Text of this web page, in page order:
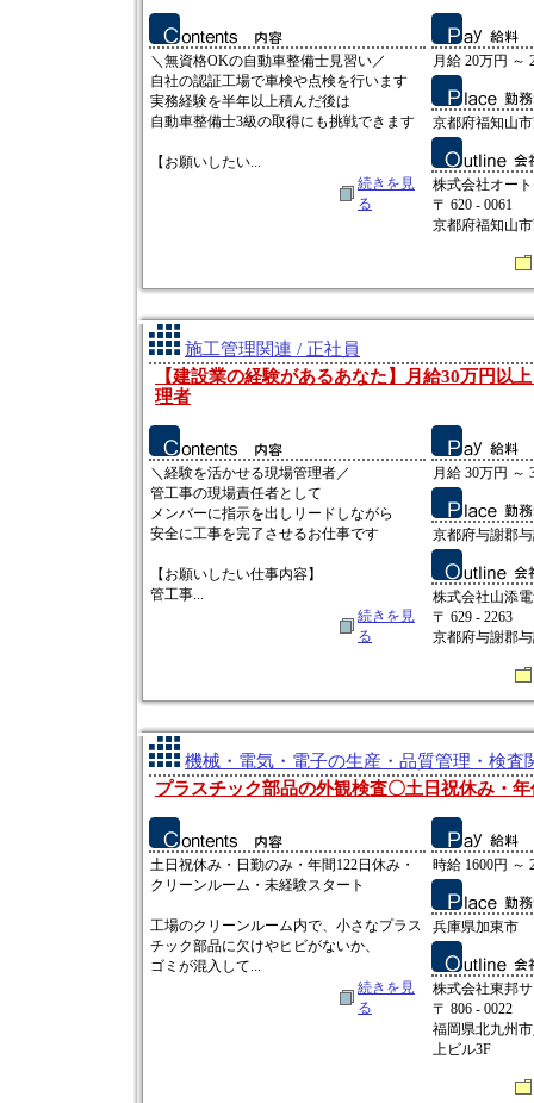
＼無資格OKの自動車整備士見習い／
自社の認証工場で車検や点検を行います
実務経験を半年以上積んだ後は
自動車整備士3級の取得にも挑戦できます
【お願いしたい...
続きを見
る
月給 20万円 ～
京都府福知山
株式会社オー
〒 620 - 0061
京都府福知山
施工管理関連 / 正社員
【建設業の経験があるあなた】月給30万円以
理者
＼経験を活かせる現場管理者／
管工事の現場責任者として
メンバーに指示を出しリードしながら
安全に工事を完了させるお仕事です
【お願いしたい仕事内容】
管工事...
続きを見
る
月給 30万円 ～
京都府与謝郡
株式会社山添
〒 629 - 2263
京都府与謝郡
機械・電気・電子の生産・品質管理・検査
プラスチック部品の外観検査〇土日祝休み・年
土日祝休み・日勤のみ・年間122日休み・
クリーンルーム・未経験スタート
工場のクリーンルーム内で、小さなプラス
チック部品に欠けやヒビがないか、
ゴミが混入して...
続きを見
る
時給 1600円 ～
兵庫県加東市
株式会社東邦
〒 806 - 0022
福岡県北九州
上ビル3F